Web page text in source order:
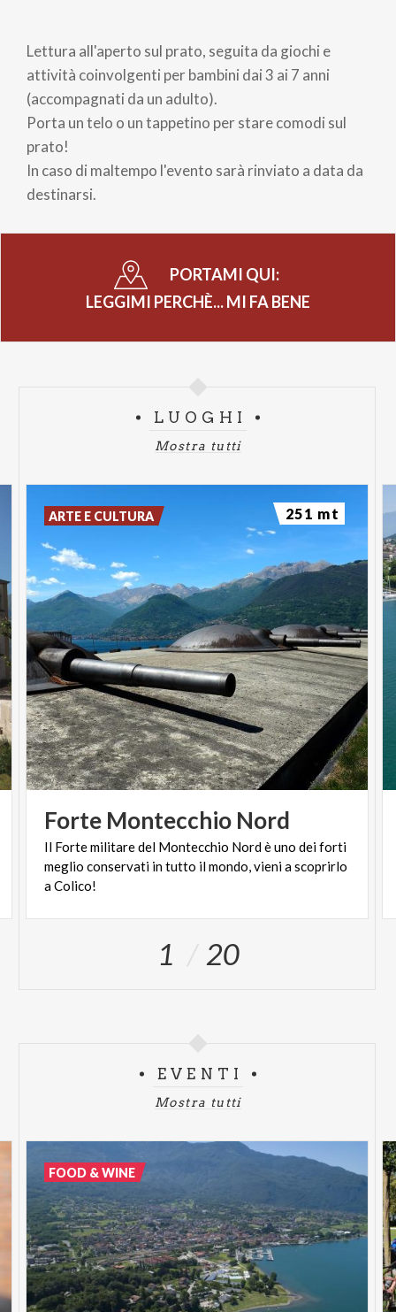
Briciole
di
pane
Lettura all'aperto sul prato, seguita da giochi e
attività coinvolgenti per bambini dai 3 ai 7 anni
(accompagnati da un adulto).
Porta un telo o un tappetino per stare comodi sul
prato!
In caso di maltempo l'evento sarà rinviato a data da
destinarsi.
PORTAMI QUI:
LEGGIMI PERCHÈ... MI FA BENE
LUOGHI
Mostra tutti
Forte Montecchio Nord
Il Forte militare del Montecchio Nord è uno dei forti
meglio conservati in tutto il mondo, vieni a scoprirlo
a Colico!
ARTE E CULTURA 251 mt
1 20
EVENTI
Mostra tutti
FOOD & WINE